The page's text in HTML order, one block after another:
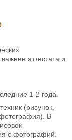
аттестата и
1-2 года.
(рисунок,
В
с фотографий.